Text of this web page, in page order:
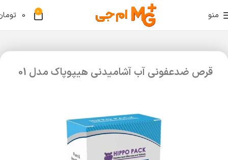
منو 0
0
قرص ضدعفونی آب آشامیدنی هیپوپاک مدل 01